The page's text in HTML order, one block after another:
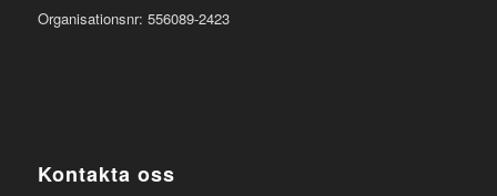
Organisationsnr: 556089-2423
Kontakta oss